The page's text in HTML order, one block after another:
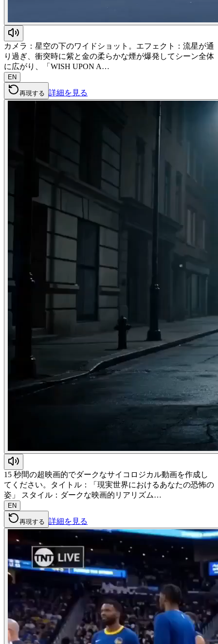
カメラ：星空の下のワイドショット。エフェクト：流星が通
り過ぎ、衝突時に紫と金の柔らかな煙が爆発してシーン全体
に広がり、「WISH UPON A…
EN
再現する 詳細を見る
15 秒間の超映画的でダークなサイコロジカル動画を作成し
てください。タイトル：「現実世界におけるあなたの恐怖の
姿」 スタイル：ダークな映画的リアリズム…
EN
再現する 詳細を見る